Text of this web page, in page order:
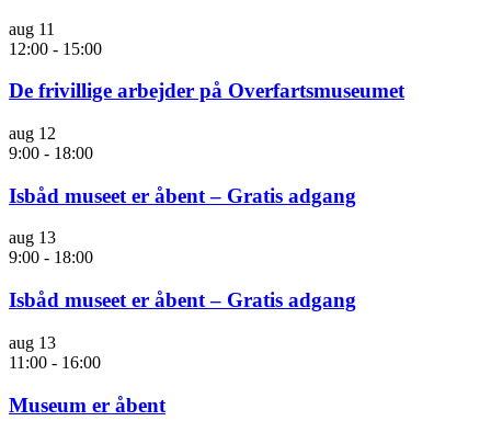
aug 11
12:00 - 15:00
De frivillige arbejder på Overfartsmuseumet
aug 12
9:00 - 18:00
Isbåd museet er åbent – Gratis adgang
aug 13
9:00 - 18:00
Isbåd museet er åbent – Gratis adgang
aug 13
11:00 - 16:00
Museum er åbent